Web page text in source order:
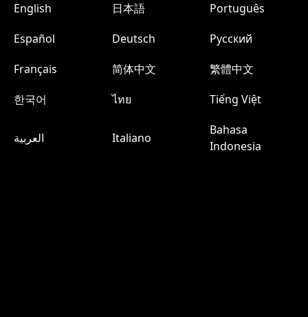
English 日本語
Português
Español
Deutsch
Русский
Français
简体中文
繁體中文
한국어
ไทย Tiếng Việt
العربية Italiano
Bahasa
Indonesia